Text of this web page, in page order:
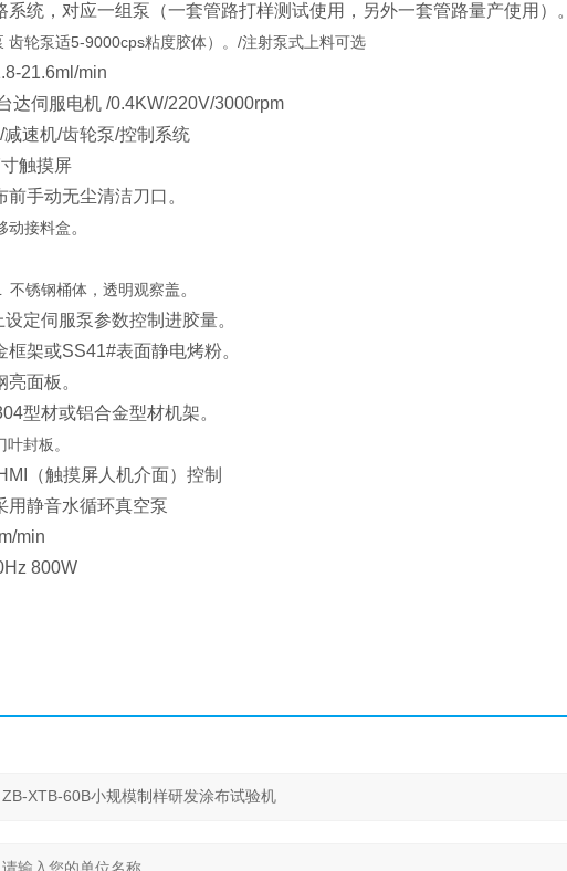
系统，对应一组泵（一套管路打样测试使用，另外一套管路量产使用）。
齿轮泵适5-9000cps粘度胶体）。/注射泵式上料可选
21.6ml/min
达伺服电机 /0.4KW/220V/3000rpm
速机/齿轮泵/控制系统
触摸屏
手动无尘清洁刀口。
动接料盒。
不锈钢桶体，透明观察盖。
定伺服泵参数控制进胶量。
架或SS41#表面静电烤粉。
面板。
型材或铝合金型材机架。
封板。
（触摸屏人机介面）控制
用静音水循环真空泵
min
800W